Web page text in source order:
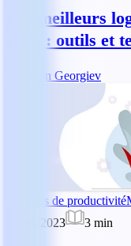
Les meilleurs
2026 : outils et
Asen Georgiev
Conseils de productivité
5 nov. 2023
3 min